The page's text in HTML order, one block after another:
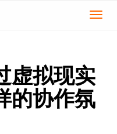
切
虚拟现实
的协作氛